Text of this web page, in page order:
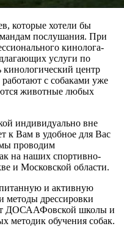
которые хотели бы
послушания. При
кинолога-
услуги по
кинологический центр
с собаками уже
животные любых
индивидуально вне
к Вам в удобное для Вас
проводим
на наших спортивно-
и Московской области.
и активную
методы дрессировки
ДОСААФовской школы и
методик обучения собак.